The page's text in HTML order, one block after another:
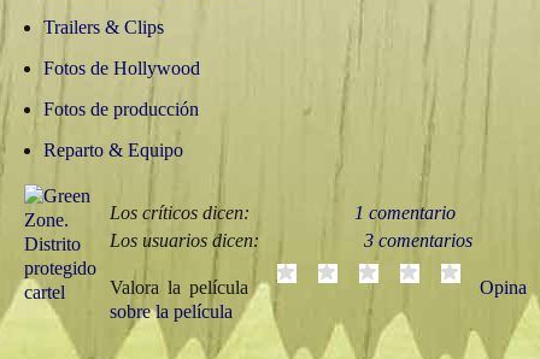
Trailers & Clips
Fotos de Hollywood
Fotos de producción
Reparto & Equipo
Los críticos dicen:
1 comentario
Los usuarios dicen:
3 comentarios
Valora la película
Opina
sobre la película